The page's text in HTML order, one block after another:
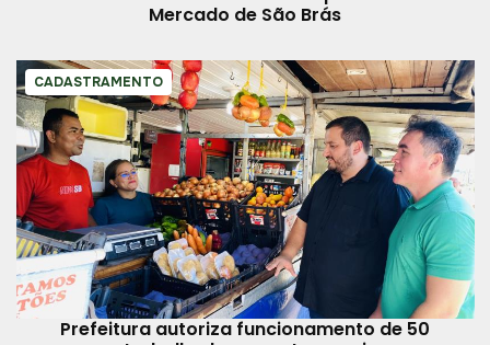
Mercado de São Brás
CADASTRAMENTO
Prefeitura autoriza funcionamento de 50